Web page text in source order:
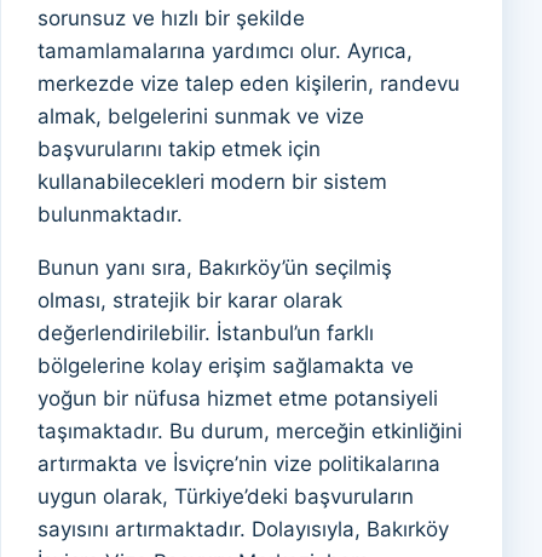
sorunsuz ve hızlı bir şekilde
tamamlamalarına yardımcı olur. Ayrıca,
merkezde vize talep eden kişilerin, randevu
almak, belgelerini sunmak ve vize
başvurularını takip etmek için
kullanabilecekleri modern bir sistem
bulunmaktadır.
Bunun yanı sıra, Bakırköy’ün seçilmiş
olması, stratejik bir karar olarak
değerlendirilebilir. İstanbul’un farklı
bölgelerine kolay erişim sağlamakta ve
yoğun bir nüfusa hizmet etme potansiyeli
taşımaktadır. Bu durum, merceğin etkinliğini
artırmakta ve İsviçre’nin vize politikalarına
uygun olarak, Türkiye’deki başvuruların
sayısını artırmaktadır. Dolayısıyla, Bakırköy